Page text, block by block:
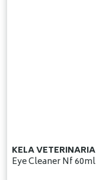
KELA VETERINARIA
Eye Cleaner Nf 60ml